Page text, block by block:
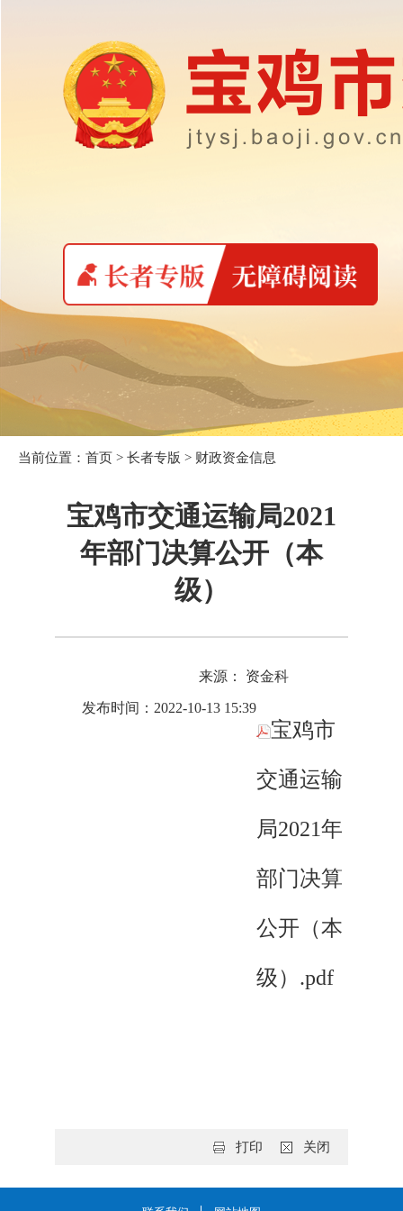
当前位置： 首页 > 长者专版 > 财政资金信息
宝鸡市交通运输局2021
年部门决算公开（本
级）
来源： 资金科
发布时间：2022-10-13 15:39
宝鸡市
交通运输
局2021年
部门决算
公开（本
级）.pdf
关闭
打印